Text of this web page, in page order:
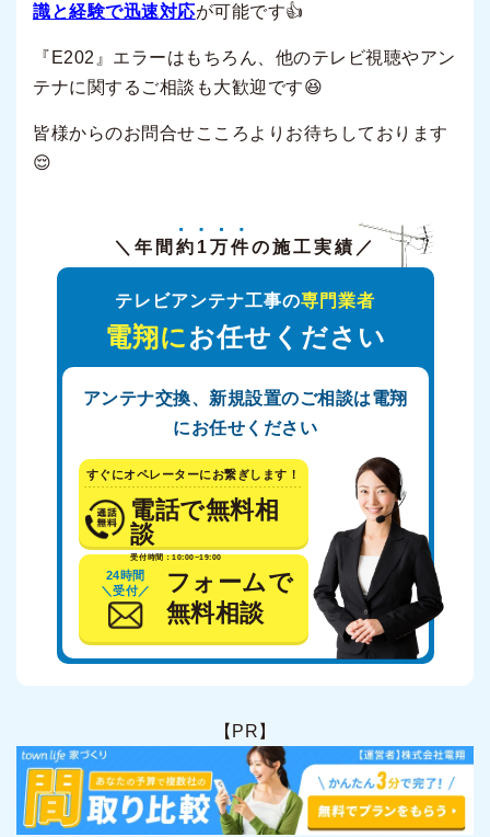
識と経験で迅速対応が可能です👍
『E202』エラーはもちろん、他のテレビ視聴やアン
テナに関するご相談も大歓迎です😆
皆様からのお問合せこころよりお待ちしております
😌
＼年間 約1万件の施工実績／
テレビアンテナ工事の専門業者
電翔にお任せください
アンテナ交換、新規設置のご相談は電翔
にお任せください
すぐにオペレーターにお繋ぎします！
電話で無料相
談
受付時間：10:00~19:00
24時間
＼受付／
フォームで
無料相談
【PR】